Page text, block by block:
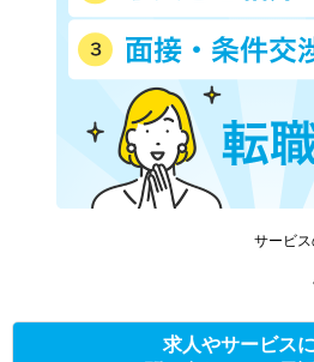
サービ
求人やサービス